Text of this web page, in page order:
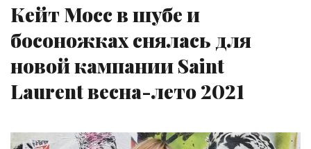
Кейт Мосс в шубе и
босоножках снялась для
новой кампании Saint
Laurent весна-лето 2021